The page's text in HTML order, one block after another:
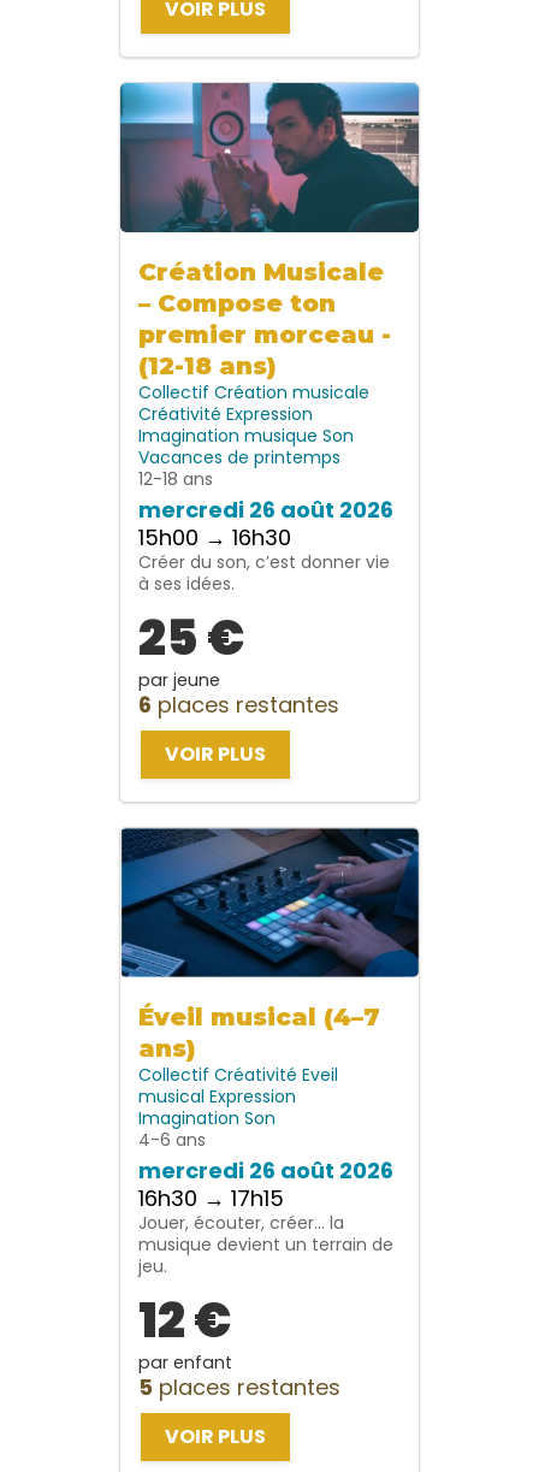
VOIR PLUS
Création Musicale
– Compose ton
premier morceau -
(12-18 ans)
Collectif Création musicale
Créativité Expression
Imagination musique Son
Vacances de printemps
12-18 ans
mercredi 26 août 2026
15h00 → 16h30
Créer du son, c’est donner vie
à ses idées.
25 €
par jeune
6 places restantes
VOIR PLUS
Éveil musical (4–7
ans)
Collectif Créativité Eveil
musical Expression
Imagination Son
4-6 ans
mercredi 26 août 2026
16h30 → 17h15
Jouer, écouter, créer… la
musique devient un terrain de
jeu.
12 €
par enfant
5 places restantes
VOIR PLUS